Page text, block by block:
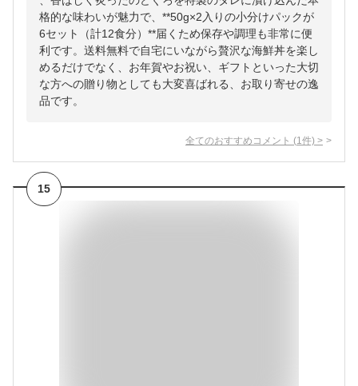
格的な味わいが魅力で、**50g×2入りの小分けパックが
6セット（計12食分）**届くため保存や調理も非常に便
利です。送料無料で自宅にいながら贅沢な海鮮丼を楽し
めるだけでなく、お年賀やお祝い、ギフトといった大切
な方への贈り物としても大変喜ばれる、お取り寄せの逸
品です。
全てのおすすめコメント (1 件) >
15